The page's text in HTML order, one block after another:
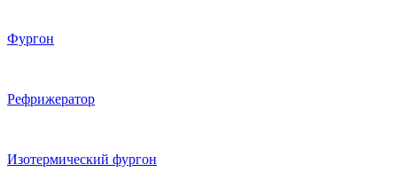
Фургон
Рефрижератор
Изотермический фургон